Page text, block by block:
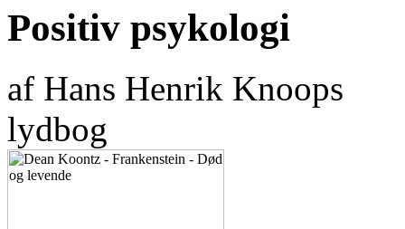
Positiv psykologi
af Hans Henrik Knoops
lydbog